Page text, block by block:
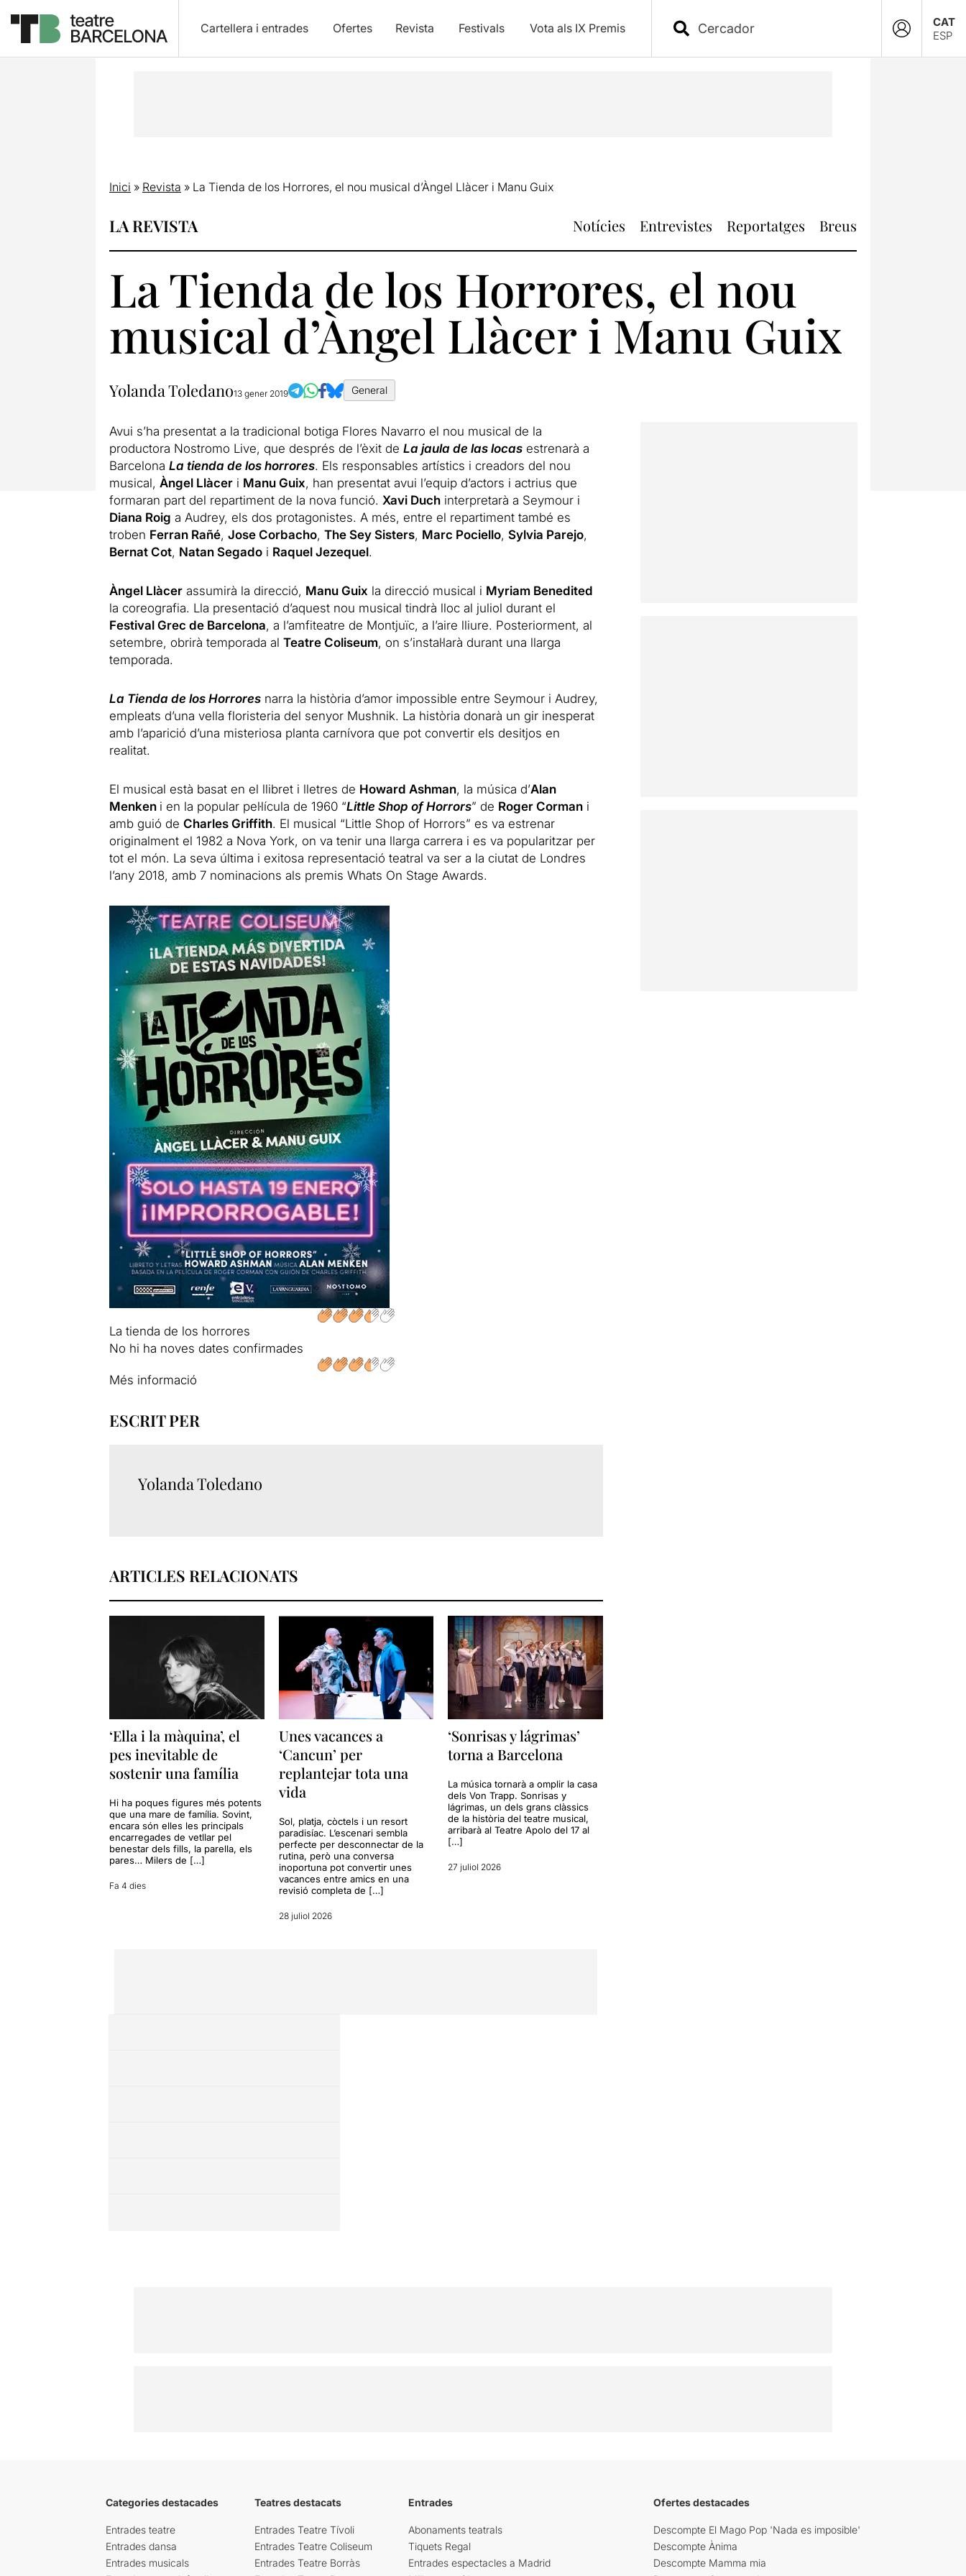
Cartellera i entrades Ofertes Revista Festivals Vota als IX Premis
CAT
ESP
Inici » Revista » La Tienda de los Horrores, el nou musical d’Àngel Llàcer i Manu Guix
LA REVISTA Notícies Entrevistes Reportatges Breus
La Tienda de los Horrores, el nou
musical d’Àngel Llàcer i Manu Guix
Yolanda Toledano13 gener 2019 General
Avui s’ha presentat a la tradicional botiga Flores Navarro el nou musical de la
productora Nostromo Live, que després de l’èxit de La jaula de las locasestrenarà a
Barcelona La tienda de los horrores. Els responsables artístics i creadors del nou
musical, Àngel Llàceri Manu Guix, han presentat avui l’equip d’actors i actrius que
formaran part del repartiment de la nova funció. Xavi Duchinterpretarà a Seymour i
Diana Roig a Audrey, els dos protagonistes. A més, entre el repartiment també es
troben Ferran Rañé, Jose Corbacho, The Sey Sisters, Marc Pociello, Sylvia Parejo,
Bernat Cot, Natan Segadoi Raquel Jezequel.
Àngel Llàcerassumirà la direcció, Manu Guix la direcció musical i Myriam Benedited
la coreografia. Lla presentació d’aquest nou musical tindrà lloc al juliol durant el
Festival Grec de Barcelona, ​​a l’amfiteatre de Montjuïc, a l’aire lliure. Posteriorment, al
setembre, obrirà temporada al Teatre Coliseum, on s’instal·larà durant una llarga
temporada.
La Tienda de los Horroresnarra la història d’amor impossible entre Seymour i Audrey,
empleats d’una vella floristeria del senyor Mushnik. La història donarà un gir inesperat
amb l’aparició d’una misteriosa planta carnívora que pot convertir els desitjos en
realitat.
El musical està basat en el llibret i lletres de Howard Ashman, la música d’Alan
Menken i en la popular pel·lícula de 1960 “Little Shop of Horrors” de Roger Cormani
amb guió de Charles Griffith. El musical “Little Shop of Horrors” es va estrenar
originalment el 1982 a Nova York, on va tenir una llarga carrera i es va popularitzar per
tot el món. La seva última i exitosa representació teatral va ser a la ciutat de Londres
l’any 2018, amb 7 nominacions als premis Whats On Stage Awards.
La tienda de los horrores
No hi ha noves dates confirmades
Més informació
ESCRIT PER
Yolanda Toledano
ARTICLES RELACIONATS
‘Ella i la màquina’, el
pes inevitable de
sostenir una família
Hi ha poques figures més potents
que una mare de família. Sovint,
encara són elles les principals
encarregades de vetllar pel
benestar dels fills, la parella, els
pares… Milers de […]
Fa 4 dies
Unes vacances a
‘Cancun’ per
replantejar tota una
vida
Sol, platja, còctels i un resort
paradisíac. L’escenari sembla
perfecte per desconnectar de la
rutina, però una conversa
inoportuna pot convertir unes
vacances entre amics en una
revisió completa de […]
28 juliol 2026
‘Sonrisas y lágrimas’
torna a Barcelona
La música tornarà a omplir la casa
dels Von Trapp. Sonrisas y
lágrimas, un dels grans clàssics
de la història del teatre musical,
arribarà al Teatre Apolo del 17 al
[…]
27 juliol 2026
Categories destacades
Entrades teatre
Entrades dansa
Entrades musicals
Teatres destacats
Entrades Teatre Tívoli
Entrades Teatre Coliseum
Entrades Teatre Borràs
Entrades
Abonaments teatrals
Tiquets Regal
Entrades espectacles a Madrid
Ofertes destacades
Descompte El Mago Pop 'Nada es imposible'
Descompte Ànima
Descompte Mamma mia